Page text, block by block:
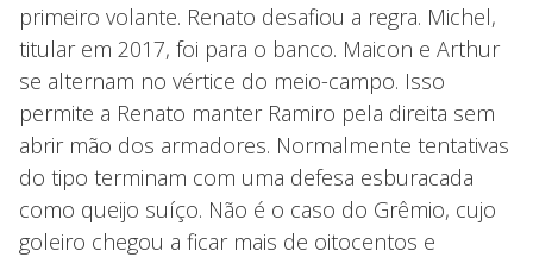
primeiro volante. Renato desafiou a regra. Michel,
titular em 2017, foi para o banco. Maicon e Arthur
se alternam no vértice do meio-campo. Isso
permite a Renato manter Ramiro pela direita sem
abrir mão dos armadores. Normalmente tentativas
do tipo terminam com uma defesa esburacada
como queijo suíço. Não é o caso do Grêmio, cujo
goleiro chegou a ficar mais de oitocentos e